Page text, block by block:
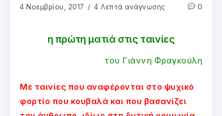
4 Νοεμβρίου, 2017 4 Λεπτά ανάγνωσης 0
η πρώτη ματιά στις ταινίες
του Γιάννη Φραγκούλη
Με ταινίες που αναφέρονται στο ψυχικό
φορτίο που κουβαλά και που βασανίζει